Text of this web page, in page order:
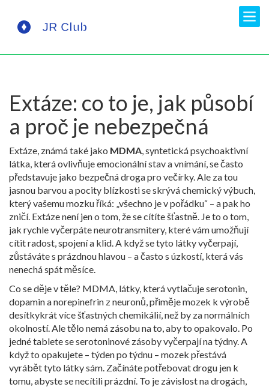
Extáze: co to je, jak působí
a proč je nebezpečná
Extáze, známá také jako MDMA,syntetická psychoaktivní
látka, která ovlivňuje emocionální stav a vnímání, se často
představuje jako bezpečná droga pro večírky. Ale za tou
jasnou barvou a pocity blízkosti se skrývá chemický výbuch,
který vašemu mozku říká: „všechno je v pořádku“ – a pak ho
zničí. Extáze není jen o tom, že se cítíte šťastně. Je to o tom,
jak rychle vyčerpáte neurotransmitery, které vám umožňují
cítit radost, spojení a klid. A když se tyto látky vyčerpají,
zůstáváte s prázdnou hlavou – a často s úzkostí, která vás
nenechá spát měsíce.
Co se děje v těle? MDMA, látky, která vytlačuje serotonin,
dopamin a norepinefrin z neuronů, přiměje mozek k výrobě
desítkykrát více šťastných chemikálií, než by za normálních
okolností. Ale tělo nemá zásobu na to, aby to opakovalo. Po
jedné tablete se serotoninové zásoby vyčerpají na týdny. A
když to opakujete – týden po týdnu – mozek přestává
vyrábět tyto látky sám. Začínáte potřebovat drogu jen k
tomu, abyste se necítili prázdní. To je závislost na drogách,